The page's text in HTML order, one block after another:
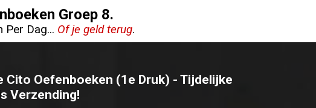
Groep 8.
Dag... Of je geld terug.
Cito Oefenboeken (1e Druk) - Tijdelijke
Verzending!